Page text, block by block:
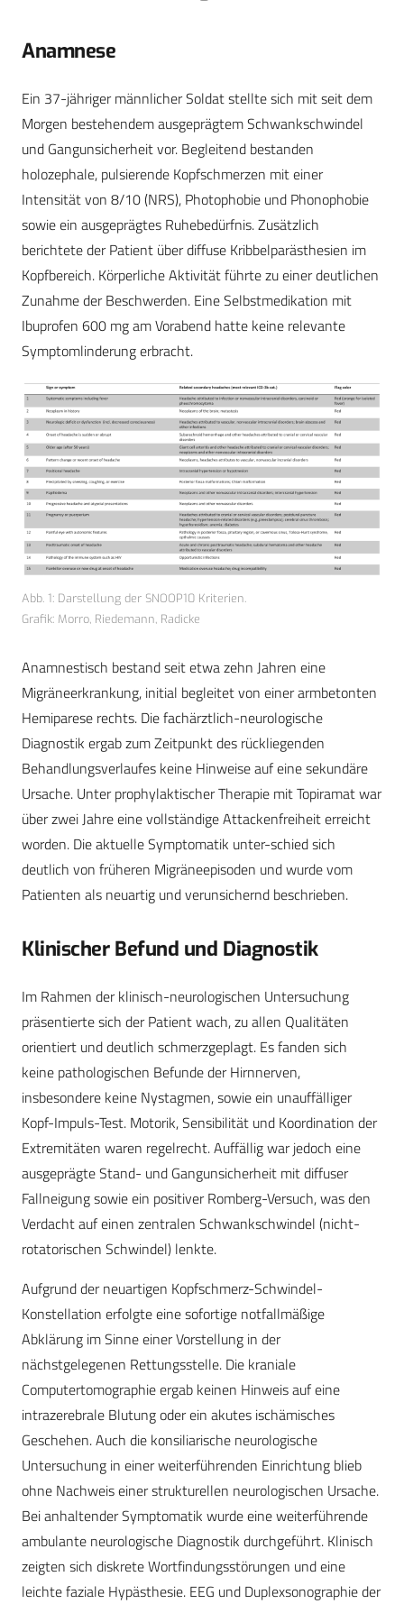
Anamnese
Ein 37-jähriger männlicher Soldat stellte sich mit seit dem
Morgen bestehendem ausgeprägtem Schwankschwindel
und Gangunsicherheit vor. Begleitend bestanden
holozephale, pulsierende Kopfschmerzen mit einer
Intensität von 8/10 (NRS), Photophobie und Phonophobie
sowie ein ausgeprägtes Ruhebedürfnis. Zusätzlich
berichtete der Patient über diffuse Kribbelparästhesien im
Kopfbereich. Körperliche Aktivität führte zu einer deutlichen
Zunahme der Beschwerden. Eine Selbstmedikation mit
Ibuprofen 600 mg am Vorabend hatte keine relevante
Symptomlinderung erbracht.
Abb. 1: Darstellung der SNOOP10 Kriterien.
Grafik: Morro, Riedemann, Radicke
Anamnestisch bestand seit etwa zehn Jahren eine
Migräneerkrankung, initial begleitet von einer armbetonten
Hemiparese rechts. Die fachärztlich-neurologische
Diagnostik ergab zum Zeitpunkt des rückliegenden
Behandlungsverlaufes keine Hinweise auf eine sekundäre
Ursache. Unter prophylaktischer Therapie mit Topiramat war
über zwei Jahre eine vollständige Attackenfreiheit erreicht
worden. Die aktuelle Symptomatik unter-schied sich
deutlich von früheren Migräneepisoden und wurde vom
Patienten als neuartig und verunsichernd beschrieben.
Klinischer Befund und Diagnostik
Im Rahmen der klinisch-neurologischen Untersuchung
präsentierte sich der Patient wach, zu allen Qualitäten
orientiert und deutlich schmerzgeplagt. Es fanden sich
keine pathologischen Befunde der Hirnnerven,
insbesondere keine Nystagmen, sowie ein unauffälliger
Kopf-Impuls-Test. Motorik, Sensibilität und Koordination der
Extremitäten waren regelrecht. Auffällig war jedoch eine
ausgeprägte Stand- und Gangunsicherheit mit diffuser
Fallneigung sowie ein positiver Romberg-Versuch, was den
Verdacht auf einen zentralen Schwankschwindel (nicht-
rotatorischen Schwindel) lenkte.
Aufgrund der neuartigen Kopfschmerz-Schwindel-
Konstellation erfolgte eine sofortige notfallmäßige
Abklärung im Sinne einer Vorstellung in der
nächstgelegenen Rettungsstelle. Die kraniale
Computertomographie ergab keinen Hinweis auf eine
intrazerebrale Blutung oder ein akutes ischämisches
Geschehen. Auch die konsiliarische neurologische
Untersuchung in einer weiterführenden Einrichtung blieb
ohne Nachweis einer strukturellen neurologischen Ursache.
Bei anhaltender Symptomatik wurde eine weiterführende
ambulante neurologische Diagnostik durchgeführt. Klinisch
zeigten sich diskrete Wortfindungsstörungen und eine
leichte faziale Hypästhesie. EEG und Duplexsonographie der